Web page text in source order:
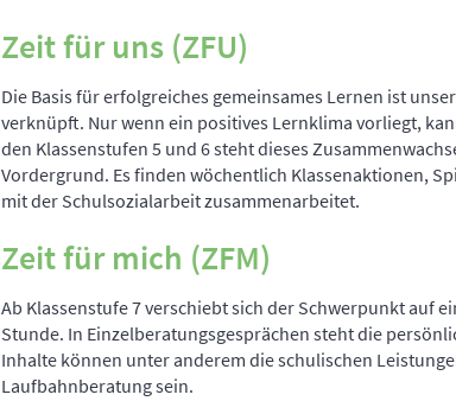
Zeit für uns (ZFU)
Die Basis für erfolgreiches gemeinsames Lernen ist
verknüpft. Nur wenn ein positives Lernklima vorliegt,
den Klassenstufen 5 und 6 steht dieses
Vordergrund. Es finden wöchentlich Klassenaktionen,
mit der Schulsozialarbeit zusammenarbeitet.
Zeit für mich (ZFM)
Ab Klassenstufe 7 verschiebt sich der Schwerpunkt auf
Stunde. In Einzelberatungsgesprächen steht die
Inhalte können unter anderem die schulischen
Laufbahnberatung sein.